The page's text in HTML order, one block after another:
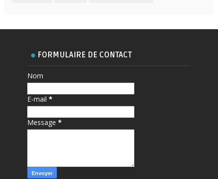
FORMULAIRE DE CONTACT
Nom
E-mail*
Message*